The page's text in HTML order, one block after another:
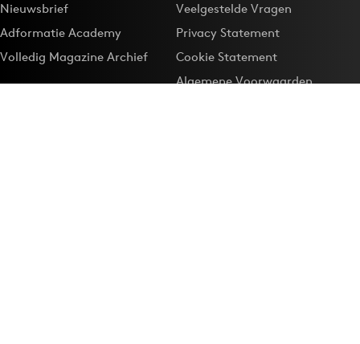
Nieuwsbrief
Adformatie Academy
Volledig Magazine Archief
Veelgestelde Vragen
Privacy Statement
Cookie Statement
Algemene Voorwaarden